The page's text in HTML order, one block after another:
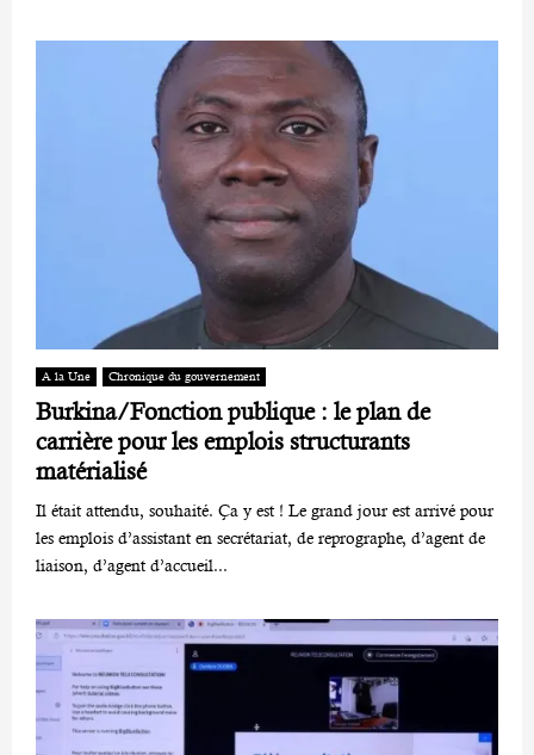
A la Une Chronique du gouvernement
Burkina/Fonction publique : le plan de
carrière pour les emplois structurants
matérialisé
Il était attendu, souhaité. Ça y est ! Le grand jour est arrivé pour
les emplois d’assistant en secrétariat, de reprographe, d’agent de
liaison, d’agent d’accueil...